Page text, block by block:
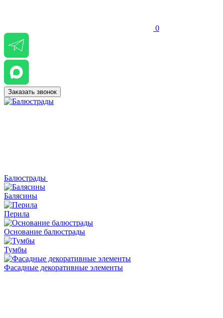
0
Заказать звонок
Балюстрады
Балясины
Перила
Основание балюстрады
Тумбы
Фасадные декоративные элементы